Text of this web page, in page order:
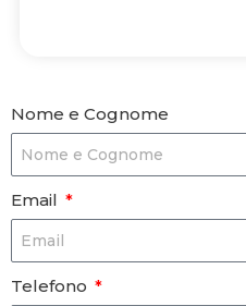
Nome e Cognome
Email
Telefono